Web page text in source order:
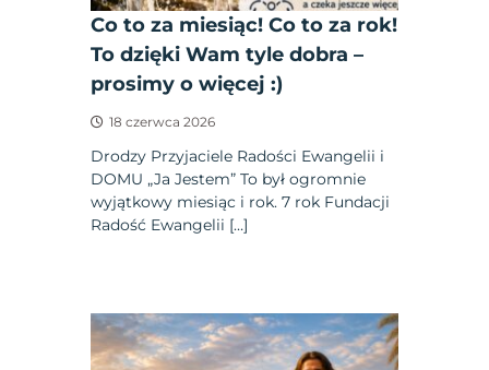
Co to za miesiąc! Co to za rok!
To dzięki Wam tyle dobra –
prosimy o więcej :)
18 czerwca 2026
Drodzy Przyjaciele Radości Ewangelii i
DOMU „Ja Jestem” To był ogromnie
wyjątkowy miesiąc i rok. 7 rok Fundacji
Radość Ewangelii […]